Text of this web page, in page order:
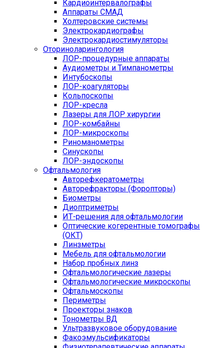
Кардиоинтервалографы
Аппараты СМАД
Холтеровские системы
Электрокардиографы
Электрокардиостимуляторы
Оториноларингология
ЛОР-процедурные аппараты
Аудиометры и Тимпанометры
Интубоскопы
ЛОР-коагуляторы
Кольпоскопы
ЛОР-кресла
Лазеры для ЛОР хирургии
ЛОР-комбайны
ЛОР-микроскопы
Риноманометры
Синускопы
ЛОР-эндоскопы
Офтальмология
Авторефкератометры
Авторефракторы (Форопторы)
Биометры
Диоптриметры
ИТ-решения для офтальмологии
Оптические когерентные томографы
(ОКТ)
Линзметры
Мебель для офтальмологии
Набор пробных линз
Офтальмологические лазеры
Офтальмологические микроскопы
Офтальмоскопы
Периметры
Проекторы знаков
Тонометры ВД
Ультразвуковое оборудование
Факоэмульсификаторы